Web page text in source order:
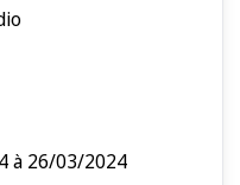
à 26/03/2024